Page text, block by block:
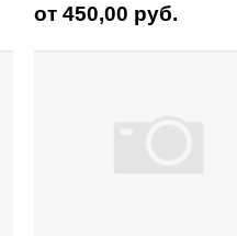
от 450,00 руб.